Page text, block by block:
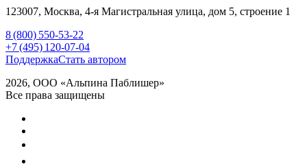
123007, Москва, 4-я Магистральная улица, дом 5, строение 1
8 (800) 550-53-22
+7 (495) 120-07-04
ПоддержкаСтать автором
2026, ООО «Альпина Паблишер»
Все права защищены